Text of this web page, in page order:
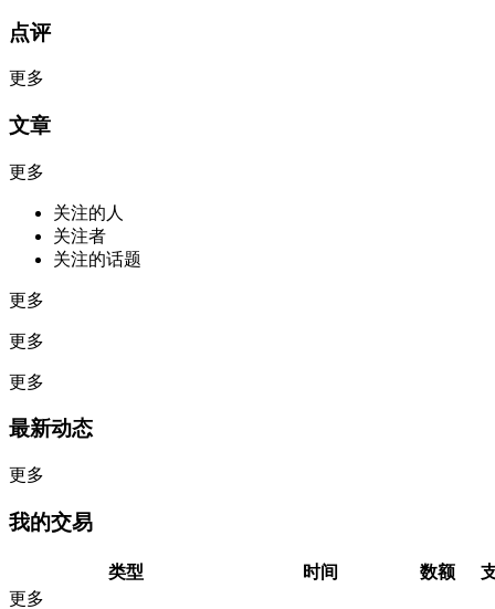
点评
更多
文章
更多
关注的人
关注者
关注的话题
更多
更多
更多
最新动态
更多
我的交易
类型 时间 数额
更多